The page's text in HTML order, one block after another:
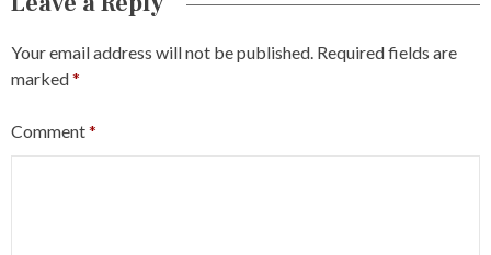
Your email address will not be published. Required fields are
marked*
Comment*